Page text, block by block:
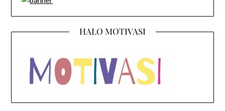
HALO MOTIVASI